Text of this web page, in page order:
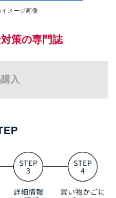
メージ画像
策の専門誌
入